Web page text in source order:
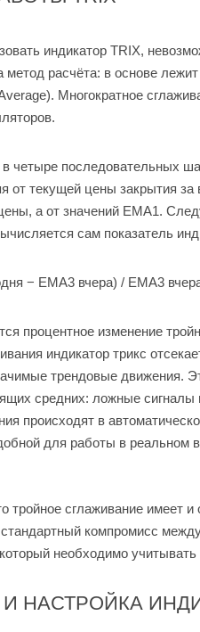
индикатор TRIX,
метод расчёта: в основе
Многократное
в четыре последовательных
от текущей цены закрытия
а от значений EMA1.
сам показатель
− EMA3 вчера) / EMA3
процентное изменение
индикатор трикс
трендовые движения.
средних: ложные
происходят в
для работы в реальном
тройное сглаживание имеет
компромисс
необходимо учитывать
НАСТРОЙКА